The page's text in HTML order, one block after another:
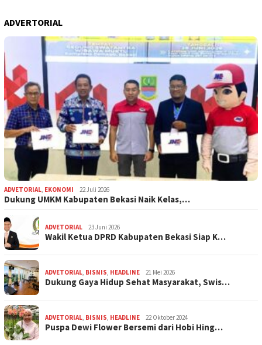
ADVERTORIAL
ADVETORIAL EKONOMI 22 Juli 2026
Dukung UMKM Kabupaten Bekasi Naik Kelas,…
ADVETORIAL 23 Juni 2026
Wakil Ketua DPRD Kabupaten Bekasi Siap K…
ADVETORIAL BISNIS HEADLINE 21 Mei 2026
Dukung Gaya Hidup Sehat Masyarakat, Swis…
ADVETORIAL BISNIS HEADLINE 22 Oktober 2024
Puspa Dewi Flower Bersemi dari Hobi Hing…